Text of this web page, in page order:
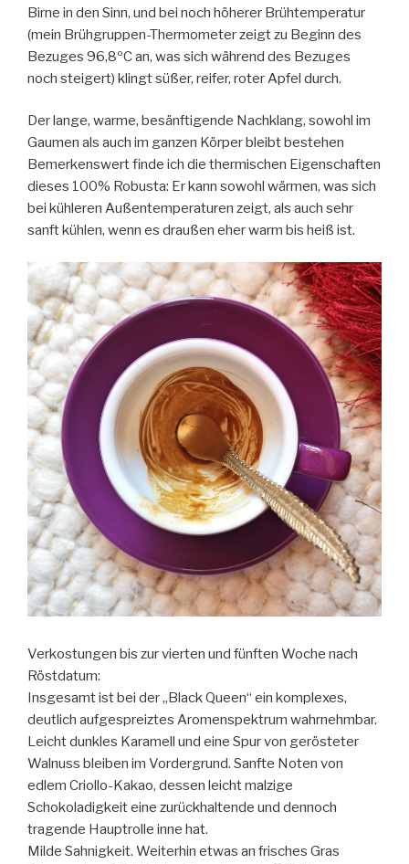
Birne in den Sinn, und bei noch höherer Brühtemperatur
(mein Brühgruppen-Thermometer zeigt zu Beginn des
Bezuges 96,8ºC an, was sich während des Bezuges
noch steigert) klingt süßer, reifer, roter Apfel durch.
Der lange, warme, besänftigende Nachklang, sowohl im
Gaumen als auch im ganzen Körper bleibt bestehen
Bemerkenswert finde ich die thermischen Eigenschaften
dieses 100% Robusta: Er kann sowohl wärmen, was sich
bei kühleren Außentemperaturen zeigt, als auch sehr
sanft kühlen, wenn es draußen eher warm bis heiß ist.
Verkostungen bis zur vierten und fünften Woche nach
Röstdatum:
Insgesamt ist bei der „Black Queen“ ein komplexes,
deutlich aufgespreiztes Aromenspektrum wahrnehmbar.
Leicht dunkles Karamell und eine Spur von gerösteter
Walnuss bleiben im Vordergrund. Sanfte Noten von
edlem Criollo-Kakao, dessen leicht malzige
Schokoladigkeit eine zurückhaltende und dennoch
tragende Hauptrolle inne hat.
Milde Sahnigkeit. Weiterhin etwas an frisches Gras